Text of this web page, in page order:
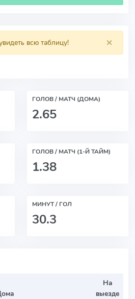
×
всю таблицу!
ГОЛОВ / МАТЧ (ДОМА)
2.65
ГОЛОВ / МАТЧ (1-Й ТАЙМ)
1.38
МИНУТ / ГОЛ
30.3
На
выезде